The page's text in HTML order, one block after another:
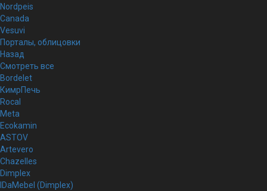
Nordpeis
Canada
Vesuvi
Порталы, облицовки
Назад
Смотреть все
Bordelet
КимрПечь
Rocal
Meta
Ecokamin
ASTOV
Artevero
Chazelles
Dimplex
IDaMebel (Dimplex)